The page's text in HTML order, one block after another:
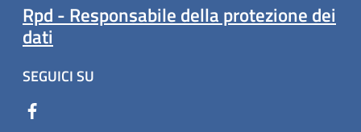
Rpd - Responsabile della protezione dei
dati
SEGUICI SU